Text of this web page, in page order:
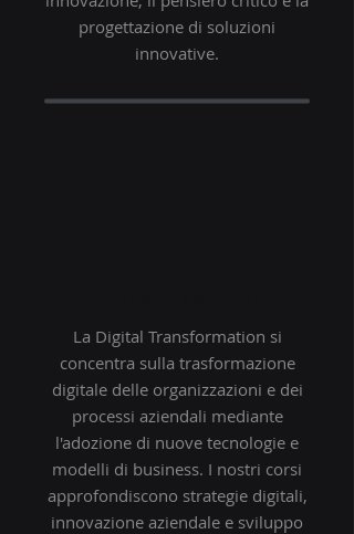
progettazione di soluzioni
innovative.
La Digital Transformation si
concentra sulla trasformazione
digitale delle organizzazioni e dei
processi aziendali mediante
l'adozione di nuove tecnologie e
modelli di business. I nostri corsi
approfondiscono strategie digitali,
innovazione aziendale e sviluppo